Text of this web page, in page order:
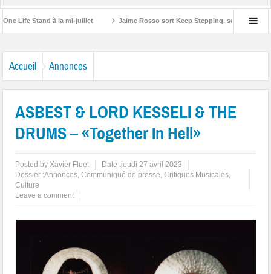
Stand à la mi-juillet Jaime Rosso sort Keep Stepping, son nouvel EP
Accueil Annonces
ASBEST & LORD KESSELI & THE
DRUMS – «Together In Hell»
Posted byXavier Fluet Date :jeudi 27 avril 2023
Dossier :Annonces,Communiqué de presse,Critiques Musicales,
Culture
Leave a comment